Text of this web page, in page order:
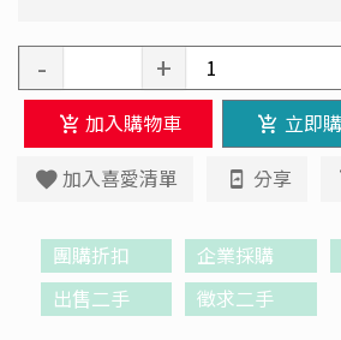
+
-
加入購物車 立即
加入喜愛清單 分享
團購折扣 企業採購
出售二手
徵求二手